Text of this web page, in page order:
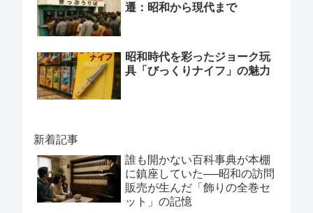
遷：昭和から現代まで
昭和時代を彩ったジョーク玩
具「びっくりナイフ」の魅力
新着記事
誰も開かない百科事典が本棚
に鎮座していた──昭和の訪問
販売が生んだ「飾りの全巻セ
ット」の記憶